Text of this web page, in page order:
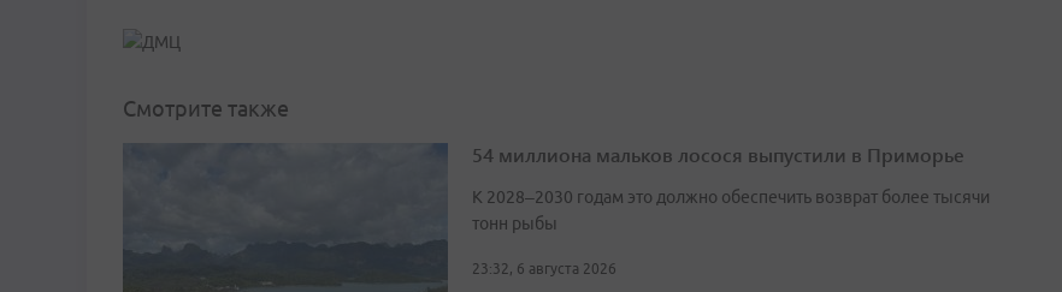
Смотрите также
54 миллиона мальков лосося выпустили в Приморье
К 2028–2030 годам это должно обеспечить возврат более тысячи
тонн рыбы
23:32, 6 августа 2026